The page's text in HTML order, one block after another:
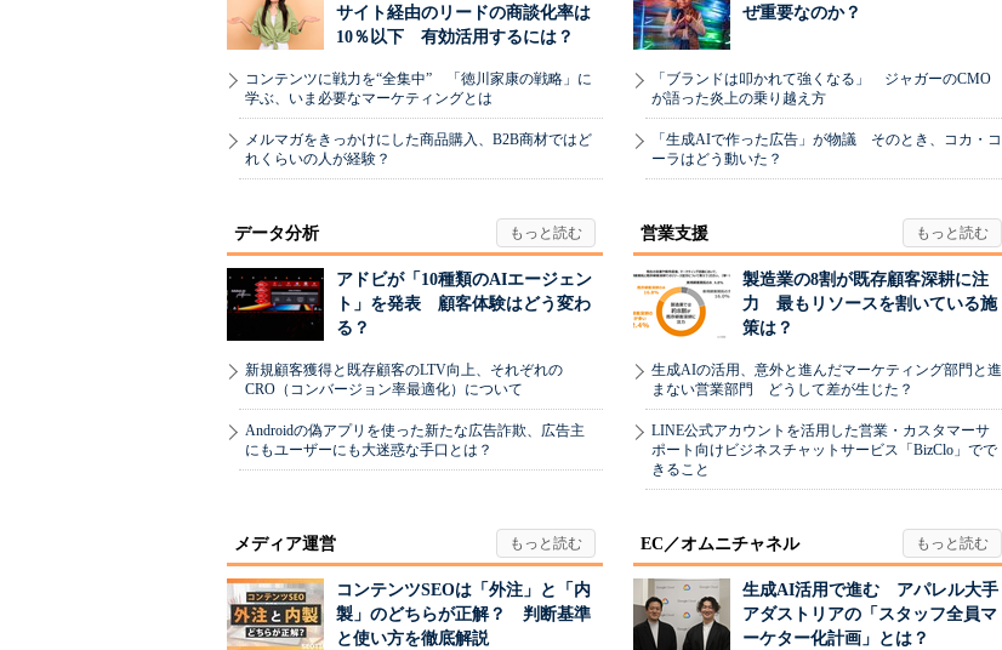
サイト経由のリードの商談化率は
10％以下 有効活用するには？
コンテンツに戦力を“全集中” 「徳川家康の戦略」に
学ぶ、いま必要なマーケティングとは
メルマガをきっかけにした商品購入、B2B商材ではど
れくらいの人が経験？
ぜ重要なのか？
「ブランドは叩かれて強くなる」 ジャガーのCMO
が語った炎上の乗り越え方
「生成AIで作った広告」が物議 そのとき、コカ・コ
ーラはどう動いた？
データ分析
アドビが「10種類のAIエージェン
ト」を発表 顧客体験はどう変わ
る？
新規顧客獲得と既存顧客のLTV向上、それぞれの
CRO（コンバージョン率最適化）について
Androidの偽アプリを使った新たな広告詐欺、広告主
にもユーザーにも大迷惑な手口とは？
営業支援
製造業の8割が既存顧客深耕に注
力 最もリソースを割いている施
策は？
生成AIの活用、意外と進んだマーケティング部門と進
まない営業部門 どうして差が生じた？
LINE公式アカウントを活用した営業・カスタマーサ
ポート向けビジネスチャットサービス「BizClo」でで
きること
メディア運営
コンテンツSEOは「外注」と「内
製」のどちらが正解？ 判断基準
と使い方を徹底解説
EC／オムニチャネル
生成AI活用で進む アパレル大手
アダストリアの「スタッフ全員マ
ーケター化計画」とは？